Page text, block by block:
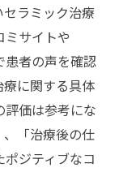
ラミック治療
ミサイトや
患者の声を確認
に関する具体
価は参考にな
「治療後の仕
ジティブなコ